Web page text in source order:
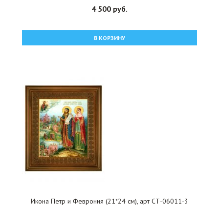
4 500 руб.
В КОРЗИНУ
Икона Петр и Феврония (21*24 см), арт СТ-06011-3